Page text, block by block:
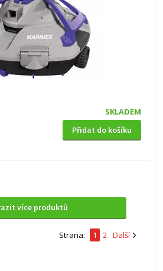
SKLADEM
Přidat do košíku
více produktů
Strana: 1 2 Další